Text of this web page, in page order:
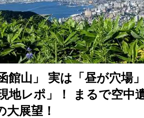
館山」 実は「昼が穴場
地レポ」！ まるで空中
大展望！